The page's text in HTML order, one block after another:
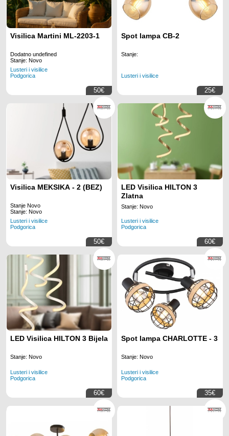
Visilica Martini ML-2203-1
Dodatno undefined
Stanje: Novo
Lusteri i visilice
Podgorica
50€
Spot lampa CB-2
Stanje:
Lusteri i visilice
25€
Visilica MEKSIKA - 2 (BEZ)
Stanje Novo
Stanje: Novo
Lusteri i visilice
Podgorica
50€
LED Visilica HILTON 3
Zlatna
Stanje: Novo
Lusteri i visilice
Podgorica
60€
LED Visilica HILTON 3 Bijela
Stanje: Novo
Lusteri i visilice
Podgorica
60€
Spot lampa CHARLOTTE - 3
Stanje: Novo
Lusteri i visilice
Podgorica
35€